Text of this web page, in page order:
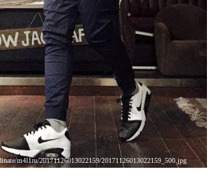
m4l1ru/20171126013022159/20171126013022159_500.jpg